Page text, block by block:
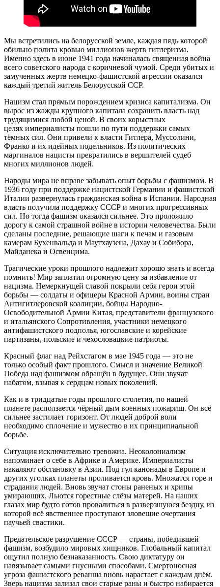
Мы встретились на белорусской земле, каждая пядь которой
обильно полита кровью миллионов жертв гитлеризма.
Именно здесь в июне 1941 года начиналась священная война
всего советского народа с коричневой чумой. Среди убитых и
замученных жертв немецко-фашистской агрессии оказался
каждый третий житель Белорусской ССР.
Нацизм стал прямым порождением кризиса капитализма. Он
вырос из жажды крупного капитала сохранить власть над
трудящимися любой ценой. В своих корыстных
целях империалисты пошли по пути поддержки самых
тёмных сил. Они привели к власти Гитлера, Муссолини,
Франко и их идейных подельников. Из политических
маргиналов нацисты превратились в вершителей судеб
многих миллионов людей.
Народы мира не вправе забывать опыт борьбы с фашизмом. В
1936 году при поддержке нацистской Германии и фашистской
Италии развернулась гражданская война в Испании. Народная
власть получила поддержку СССР и многих прогрессивных
сил. Но тогда фашизм оказался сильнее. Это проложило
дорогу к самой страшной войне в истории человечества. Были
сделаны последние, решающие шаги к печам и газовым
камерам Бухенвальда и Маутхаузена, Дахау и Собибора,
Майданека и Освенцима.
Трагические уроки прошлого надлежит хорошо знать и всегда
помнить! Мир заплатил огромную цену за избавление от
нацизма. Немеркнущей славой покрыли себя герои этой
борьбы — солдаты и офицеры Красной Армии, воины стран
Антигитлеровской коалиции, бойцы Народно-
Освободительной Армии Китая, представители французского
и итальянского Сопротивления, участники немецкого
антифашистского подполья, югославские и корейские
партизаны, польские и чехословацкие патриоты.
Красный флаг над Рейхстагом в мае 1945 года — это не
только особый факт прошлого. Смысл и значение Великой
Победа над фашизмом обращён в будущее. Они звучат
набатом, взывая к сердцам новых поколений.
Как и в тридцатые годы прошлого столетия, по нашей
планете расползается чёрный дым военных пожарищ. Он всё
сильнее застилает горизонт. От людей доброй воли
необходимо сплочение и мужество в их принципиальной
борьбе.
Ситуация исключительно тревожна. Неоколониализм
напоминает о себе в Африке и Америке. Империалисты
накаляют обстановку в Азии. Под гул канонады в Европе и
других уголках планеты проливается кровь. Множатся горе и
страдания людей. Вновь звучат стоны раненых и хрипы
умирающих. Льются горестные слёзы матерей. На наших
глазах мир будто готов провалиться в разверзшуюся бездну, из
которой всё явственнее проступают зловещие очертания
паучьей свастики.
Предательское разрушение СССР — страны, победившей
фашизм, возбудило мировых хищников. Глобальный капитал
ощутил полную безнаказанность. Свою диктатуру он
навязывает самыми гнусными способами. Смертоносная
угроза фашистского реванша вновь нарастает с каждым днём.
Зверь нацизма зализал свои старые раны и быстро набирается